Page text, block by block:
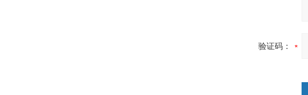
验证码：